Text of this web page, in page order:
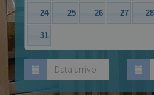
24 25 26 27 28
31
le funzionalità principali del sito web
senza i cookie strettamente necessari.
Provider / Dominio
PHP.net
Cookie
un
sessione
il modo in
buon